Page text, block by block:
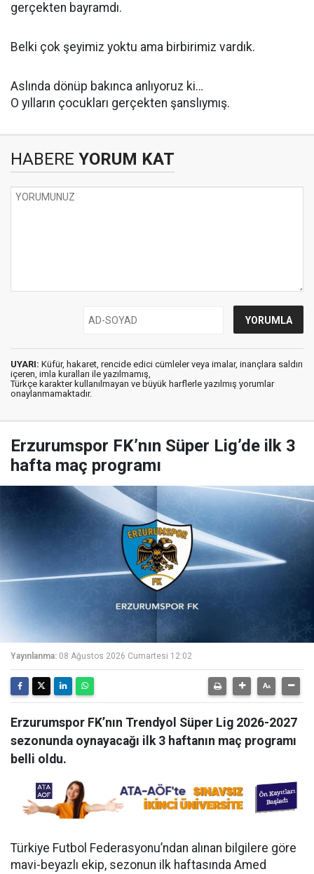
gerçekten bayramdı.
Belki çok şeyimiz yoktu ama birbirimiz vardık.
Aslında dönüp bakınca anlıyoruz ki…
O yılların çocukları gerçekten şanslıymış.
HABERE YORUM KAT
UYARI: Küfür, hakaret, rencide edici cümleler veya imalar, inançlara saldırı
içeren, imla kuralları ile yazılmamış,
Türkçe karakter kullanılmayan ve büyük harflerle yazılmış yorumlar
onaylanmamaktadır.
Erzurumspor FK’nın Süper Lig’de ilk 3
hafta maç programı
Yayınlanma: 08 Ağustos 2026 Cumartesi 12:02
Erzurumspor FK’nın Trendyol Süper Lig 2026-2027
sezonunda oynayacağı ilk 3 haftanın maç programı
belli oldu.
Türkiye Futbol Federasyonu’ndan alınan bilgilere göre
mavi-beyazlı ekip, sezonun ilk haftasında Amed